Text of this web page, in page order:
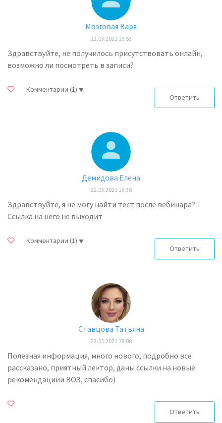
Мозговая Варя
22.03.2021 19:53
Здравствуйте, не получилось присутствовать онлайн,
возможно ли посмотреть в записи?
Комментарии (1)
Ответить
Демидова Елена
22.03.2021 18:38
Здравствуйте, я не могу найти тест после вебинара?
Ссылка на него не выходит
Комментарии (1)
Ответить
Ставцова Татьяна
22.03.2021 18:08
Полезная информация, много нового, подробно все
рассказано, приятный лектор, даны ссылки на новые
рекомендациии ВОЗ, спасибо)
Ответить